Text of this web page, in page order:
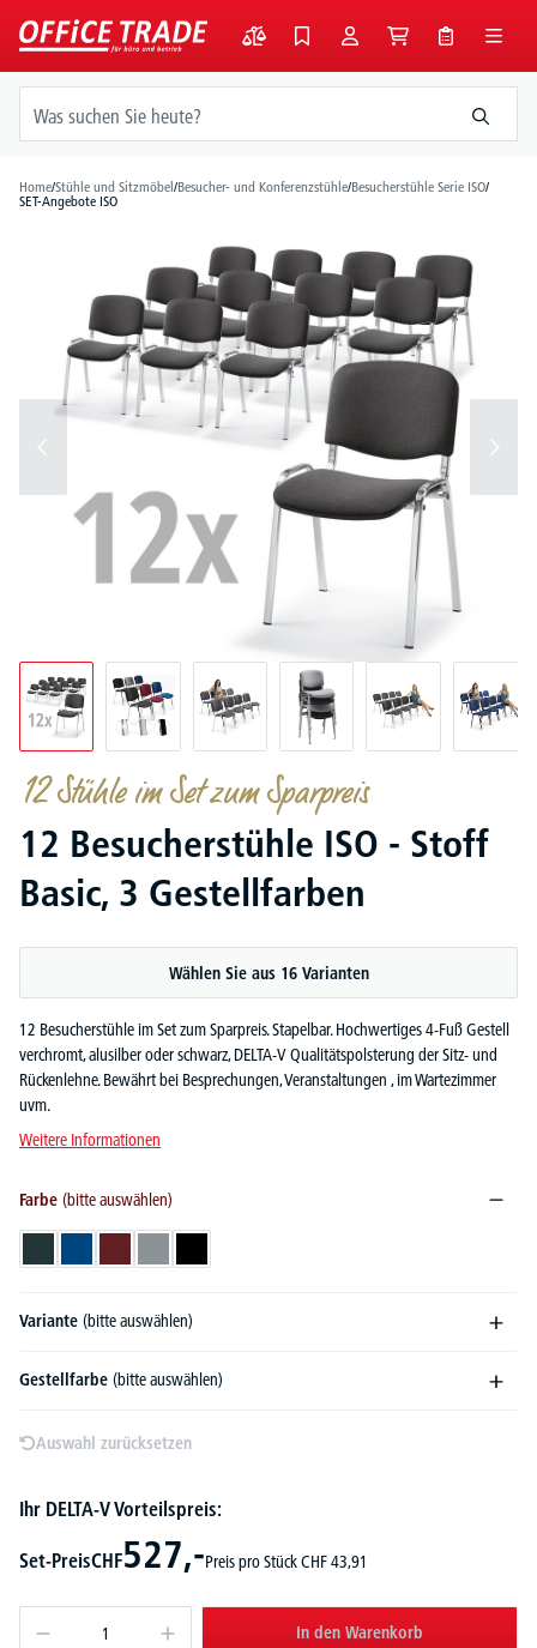
springen
Home/Stühle und Sitzmöbel/Besucher- und Konferenzstühle/Besucherstühle Serie ISO/
SET-Angebote ISO
12 Stühle im Set zum Sparpreis
12 Besucherstühle ISO - Stoff
Basic, 3 Gestellfarben
Wählen Sie aus 16 Varianten
12 Besucherstühle im Set zum Sparpreis. Stapelbar. Hochwertiges 4-Fuß Gestell
verchromt, alusilber oder schwarz, DELTA-V Qualitätspolsterung der Sitz- und
Rückenlehne. Bewährt bei Besprechungen, Veranstaltungen , im Wartezimmer
uvm.
Weitere Informationen
Farbe (bitte auswählen)
Variante (bitte auswählen)
Gestellfarbe (bitte auswählen)
Auswahl zurücksetzen
Ihr DELTA-V Vorteilspreis:
Set-PreisCHF527,-Preis pro StückCHF43,91
In den Warenkorb